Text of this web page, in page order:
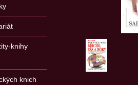
knihy
knich